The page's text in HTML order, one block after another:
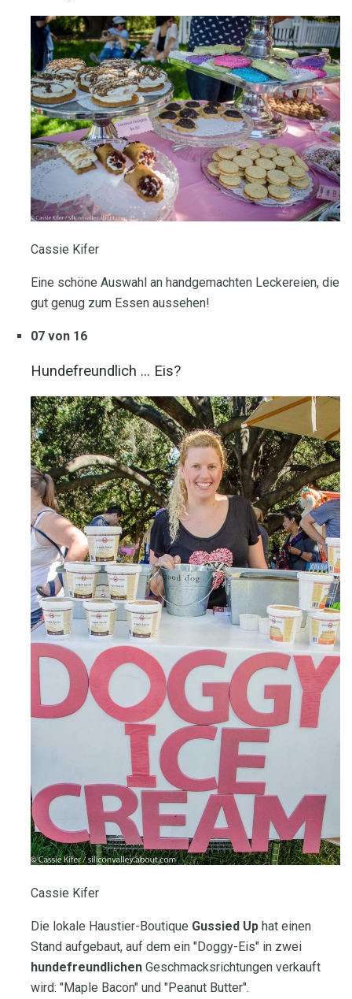
Cassie Kifer
Eine schöne Auswahl an handgemachten Leckereien, die
gut genug zum Essen aussehen!
07 von 16
Hundefreundlich ... Eis?
Cassie Kifer
Die lokale Haustier-Boutique Gussied Up hat einen
Stand aufgebaut, auf dem ein "Doggy-Eis" in zwei
hundefreundlichen Geschmacksrichtungen verkauft
wird: "Maple Bacon" und "Peanut Butter".